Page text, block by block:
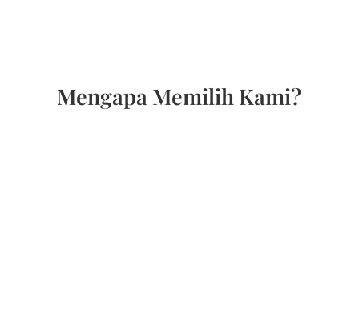
Mengapa Memilih Kami?